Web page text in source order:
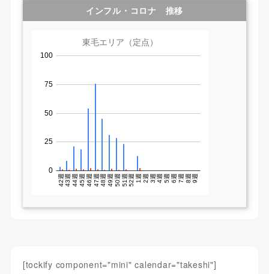
インフル・コロナ 推移
[tockify component="mini" calendar="takeshi"]